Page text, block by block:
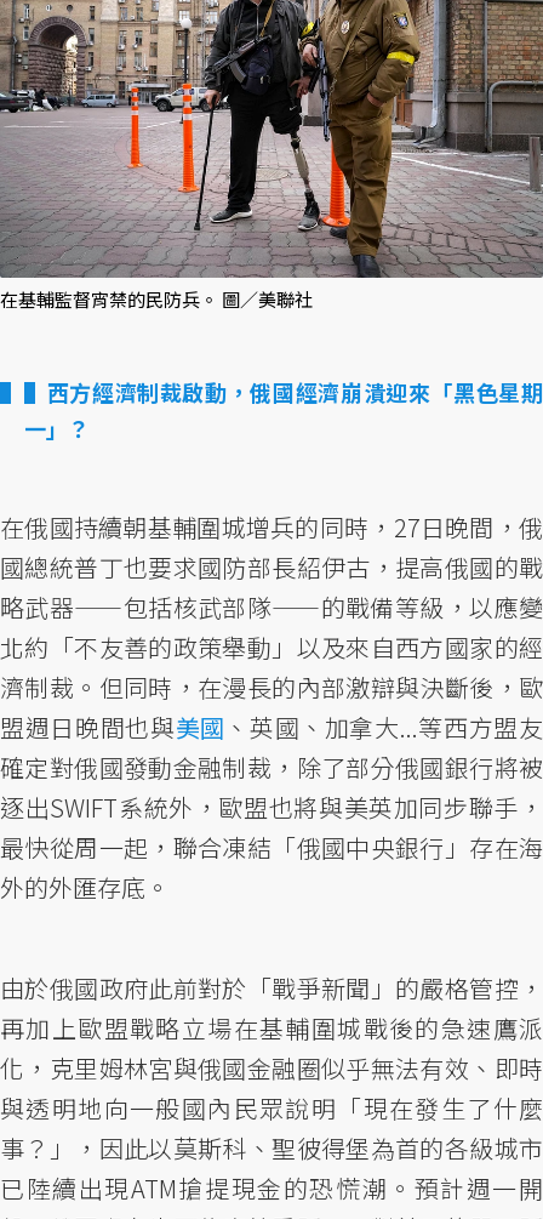
在基輔監督宵禁的民防兵。 圖／美聯社
▌西方經濟制裁啟動，俄國經濟崩潰迎來「黑色星期
一」？
在俄國持續朝基輔圍城增兵的同時，27日晚間，俄
國總統普丁也要求國防部長紹伊古，提高俄國的戰
略武器——包括核武部隊——的戰備等級，以應變
北約「不友善的政策舉動」以及來自西方國家的經
濟制裁。但同時，在漫長的內部激辯與決斷後，歐
盟週日晚間也與美國 、英國、加拿大...等西方盟友
確定對俄國發動金融制裁，除了部分俄國銀行將被
逐出SWIFT系統外，歐盟也將與美英加同步聯手，
最快從周一起，聯合凍結「俄國中央銀行」存在海
外的外匯存底。
由於俄國政府此前對於「戰爭新聞」的嚴格管控，
再加上歐盟戰略立場在基輔圍城戰後的急速鷹派
化，克里姆林宮與俄國金融圈似乎無法有效、即時
與透明地向一般國內民眾說明「現在發生了什麼
事？」，因此以莫斯科、聖彼得堡為首的各級城市
已陸續出現ATM搶提現金的恐慌潮。預計週一開